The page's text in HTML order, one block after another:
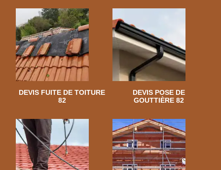
DEVIS FUITE DE TOITURE
82
DEVIS POSE DE
GOUTTIÈRE 82